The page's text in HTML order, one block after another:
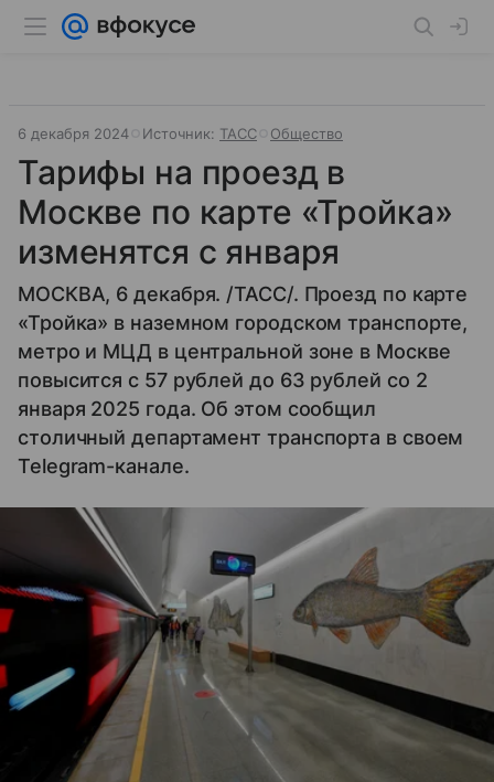
6 декабря 2024 Источник: ТАСС Общество
Тарифы на проезд в
Москве по карте «Тройка»
изменятся с января
МОСКВА, 6 декабря. /ТАСС/. Проезд по карте
«Тройка» в наземном городском транспорте,
метро и МЦД в центральной зоне в Москве
повысится с 57 рублей до 63 рублей со 2
января 2025 года. Об этом сообщил
столичный департамент транспорта в своем
Telegram-канале.